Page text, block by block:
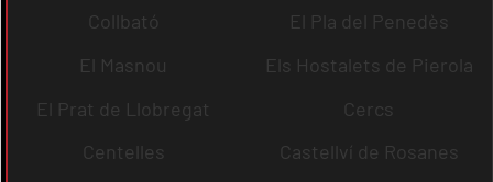
Collbató
El Pla del Penedès
El Masnou
Els Hostalets de Pierola
El Prat de Llobregat
Cercs
Centelles
Castellví de Rosanes